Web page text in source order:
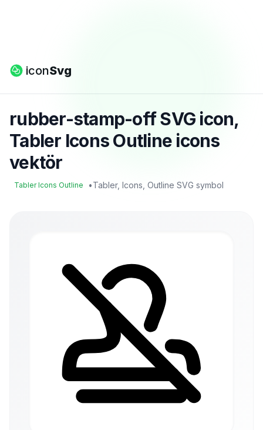
iconSvg
rubber-stamp-off SVG icon,
Tabler Icons Outline icons
vektör
Tabler Icons Outline •Tabler, Icons, Outline SVG symbol